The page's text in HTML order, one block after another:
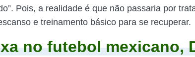
Pois, a realidade é que não passaria por
e treinamento básico para se recuperar.
no futebol mexicano,